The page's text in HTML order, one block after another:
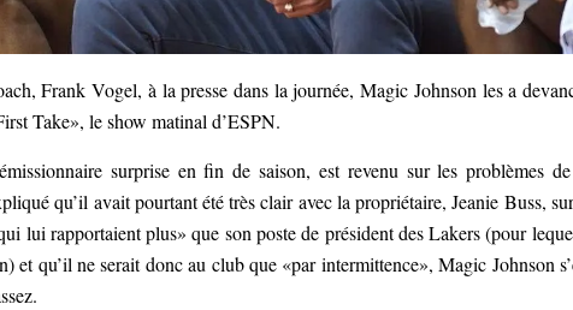
Frank Vogel, à la presse dans la journée, Magic Johnson les a
Take», le show matinal d’ESPN.
surprise en fin de saison, est revenu sur les problèmes
qu’il avait pourtant été très clair avec la propriétaire, Jeanie Buss,
lui rapportaient plus» que son poste de président des Lakers (pour
et qu’il ne serait donc au club que «par intermittence», Magic Johnson